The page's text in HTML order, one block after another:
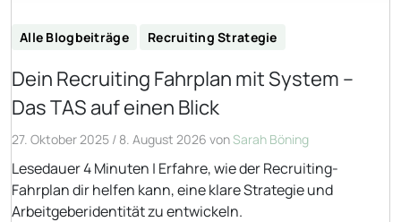
Alle Blogbeiträge Recruiting Strategie
Dein Recruiting Fahrplan mit System –
Das TAS auf einen Blick
27. Oktober 2025 / 8. August 2026 vonSarah Böning
Lesedauer 4 Minuten | Erfahre, wie der Recruiting-
Fahrplan dir helfen kann, eine klare Strategie und
Arbeitgeberidentität zu entwickeln.